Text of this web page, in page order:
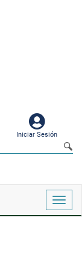
Iniciar Sesión